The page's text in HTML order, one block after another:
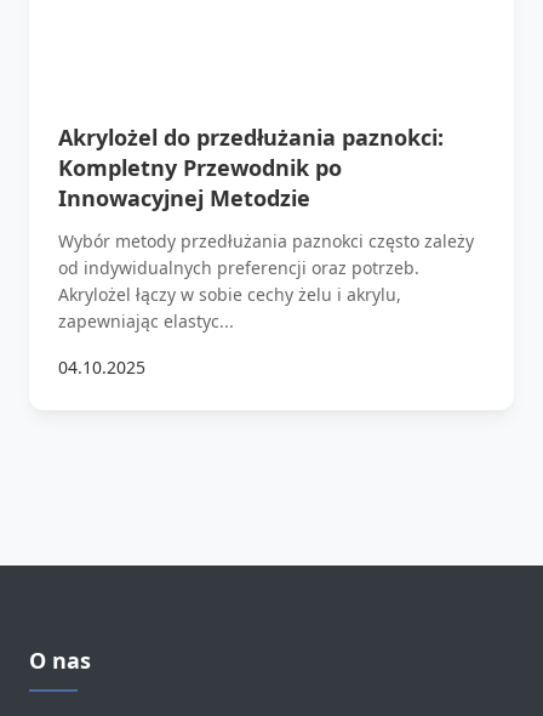
Akrylożel do przedłużania paznokci:
Kompletny Przewodnik po
Innowacyjnej Metodzie
Wybór metody przedłużania paznokci często zależy
od indywidualnych preferencji oraz potrzeb.
Akrylożel łączy w sobie cechy żelu i akrylu,
zapewniając elastyc...
04.10.2025
O nas